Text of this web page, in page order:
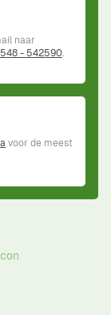
naar
- 542590.
voor de meest